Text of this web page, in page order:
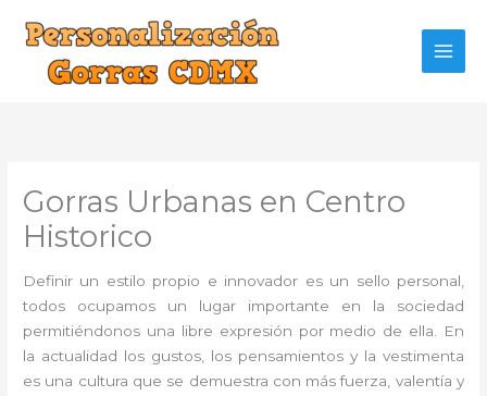
contenido
Gorras Urbanas en Centro
Historico
Definir un estilo propio e innovador es un sello personal,
todos ocupamos un lugar importante en la sociedad
permitiéndonos una libre expresión por medio de ella. En
la actualidad los gustos, los pensamientos y la vestimenta
es una cultura que se demuestra con más fuerza, valentía y